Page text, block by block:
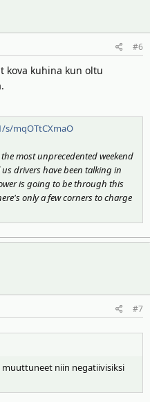
#6
kova kuhina kun oltu
mqOTtCXmaO
most unprecedented weekend
drivers have been talking in
is going to be through this
only a few corners to charge
#7
niin negatiivisiksi